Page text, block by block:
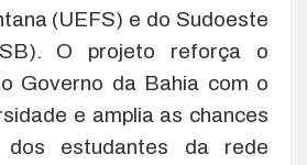
(UEFS) e do Sudoeste
O projeto reforça o
Governo da Bahia com o
e amplia as chances
dos estudantes da rede